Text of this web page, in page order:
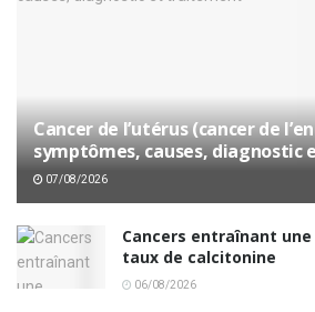
Cancer de l’utérus (cancer de
symptômes, causes,
07/08/2026
Cancers entraînant
taux de calcitonine
06/08/2026